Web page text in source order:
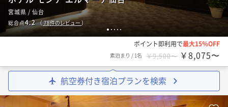
1 2 3 4 5
宮城県 / 仙台
総合点4.2（78件のレビュー ）
ポイント即利用で最大15％OFF
素泊まり / 1名 ￥9,500〜 ￥8,075〜
航空券付き宿泊プランを検索